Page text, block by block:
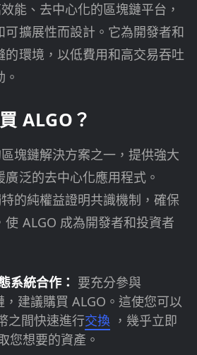
能、去中心化的區塊鏈平台，
可擴展性而設計。它為開發者和
的環境，以低費用和高交易吞吐
ALGO？
塊鏈解決方案之一，提供強大
泛的去中心化應用程式。
的純權益證明共識機制，確保
ALGO 成為開發者和投資者
系統合作： 要充分參與
建議購買 ALGO。這使您可以
之間快速進行交換 ，幾乎立即
您想要的資產。